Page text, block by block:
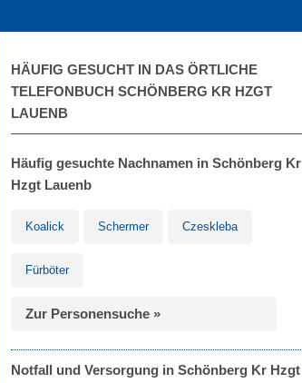
HÄUFIG GESUCHT IN DAS ÖRTLICHE
TELEFONBUCH SCHÖNBERG KR HZGT
LAUENB
Häufig gesuchte Nachnamen in Schönberg Kr
Hzgt Lauenb
Koalick Schermer Czeskleba
Fürböter
Zur Personensuche »
Notfall und Versorgung in Schönberg Kr Hzgt